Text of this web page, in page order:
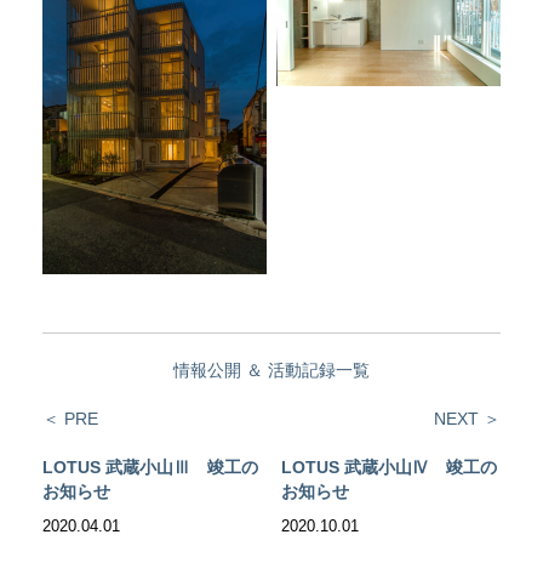
＜ PRE
LOTUS 武蔵小山Ⅲ 竣工の
お知らせ
2020.04.01
情報公開 ＆ 活動記録一覧
NEXT ＞
LOTUS 武蔵小山Ⅳ 竣工の
お知らせ
2020.10.01